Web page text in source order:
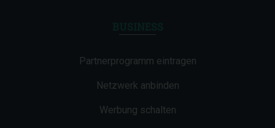
Partnerprogramm eintragen
Netzwerk anbinden
Werbung schalten